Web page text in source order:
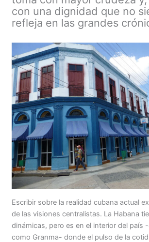
con una dignidad que no
refleja en las grandes
Escribir sobre la realidad cubana actual
de las visiones centralistas. La Habana
dinámicas, pero es en el interior del país
como Granma- donde el pulso de la